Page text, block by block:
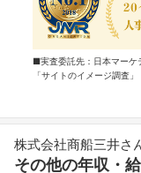
■実査委託先：日本マー
「サイトのイメージ調査」
株式会社商船三井さ
その他の年収・